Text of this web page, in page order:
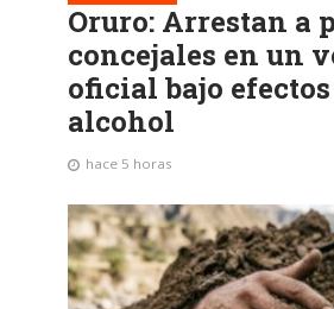
Oruro: Arrestan a
concejales en un
oficial bajo
alcohol
hace 5 horas